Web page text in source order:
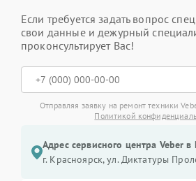
Если требуется задать вопрос
свои данные и дежурный
проконсультирует Вас!
Отправляя заявку на ремонт техники
Политикой
Адрес сервисного центра Veber в
г. Красноярск, ул. Диктатуры